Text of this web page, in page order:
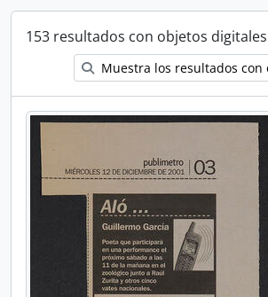
153 resultados con objetos digitales
Muestra los resultados con